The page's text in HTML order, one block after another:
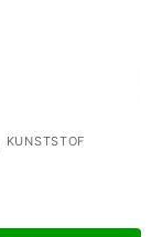
KUNSTSTOF